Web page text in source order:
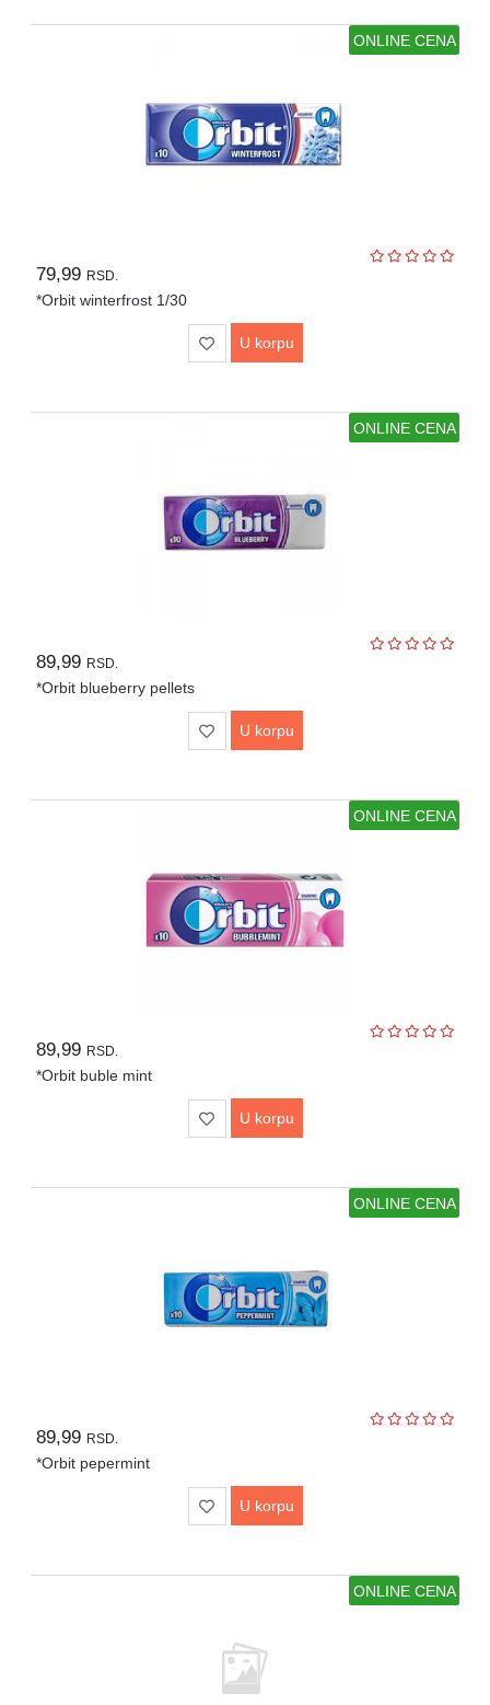
ONLINE CENA
79,99 RSD.
*Orbit winterfrost 1/30
U korpu
ONLINE CENA
89,99 RSD.
*Orbit blueberry pellets
U korpu
ONLINE CENA
89,99 RSD.
*Orbit buble mint
U korpu
ONLINE CENA
89,99 RSD.
*Orbit pepermint
U korpu
ONLINE CENA